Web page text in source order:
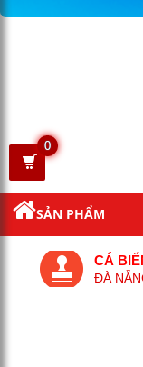
0
SẢN PHẨM
CÁ
ĐÀ